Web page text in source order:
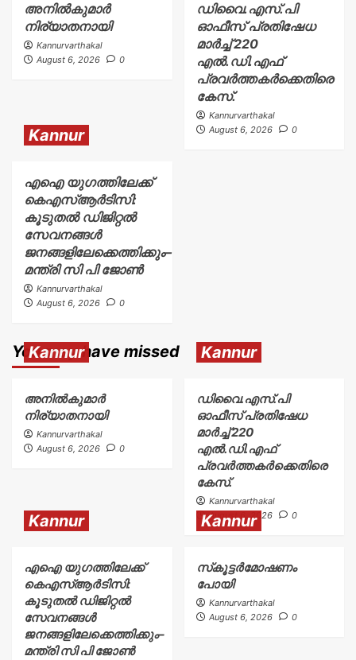
അനിൽകുമാർ
നിര്യാതനായി
Kannurvarthakal
August 6, 2026
0
ഡിവൈ.എസ്.പി
ഓഫീസ് പ്രതിഷേധ
മാർച്ച് 220
എൽ.ഡി.എഫ്
പ്രവർത്തകർക്കെതിരെ
കേസ്.
Kannurvarthakal
August 6, 2026
0
Kannur
എഐ യുഗത്തിലേക്ക്
കെഎസ്ആർടിസി:
കൂടുതൽ ഡിജിറ്റൽ
സേവനങ്ങൾ
ജനങ്ങളിലേക്കെത്തിക്കും–
മന്ത്രി സി പി ജോൺ
Kannurvarthakal
August 6, 2026
0
You may have missed
Kannur
അനിൽകുമാർ
നിര്യാതനായി
Kannurvarthakal
August 6, 2026
0
Kannur
ഡിവൈ.എസ്.പി
ഓഫീസ് പ്രതിഷേധ
മാർച്ച് 220
എൽ.ഡി.എഫ്
പ്രവർത്തകർക്കെതിരെ
കേസ്.
Kannurvarthakal
August 6, 2026
0
Kannur
എഐ യുഗത്തിലേക്ക്
കെഎസ്ആർടിസി:
കൂടുതൽ ഡിജിറ്റൽ
സേവനങ്ങൾ
ജനങ്ങളിലേക്കെത്തിക്കും–
മന്ത്രി സി പി ജോൺ
Kannur
സ്‌കൂട്ടർമോഷണം
പോയി
Kannurvarthakal
August 6, 2026
0